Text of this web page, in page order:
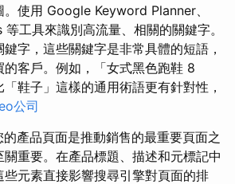
使用 Google Keyword Planner、
工具來識別高流量、相關的關鍵字。
字，這些關鍵字是非常具體的短語，
客戶。例如，「女式黑色跑鞋 8
鞋子」這樣的通用術語更有針對性，
公司
產品頁面是推動銷售的最重要頁面之
重要。在產品標題、描述和元標記中
元素直接影響搜尋引擎對頁面的排